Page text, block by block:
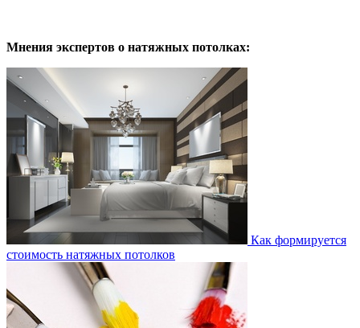
Мнения экспертов о натяжных потолках:
Как формируется
стоимость натяжных потолков